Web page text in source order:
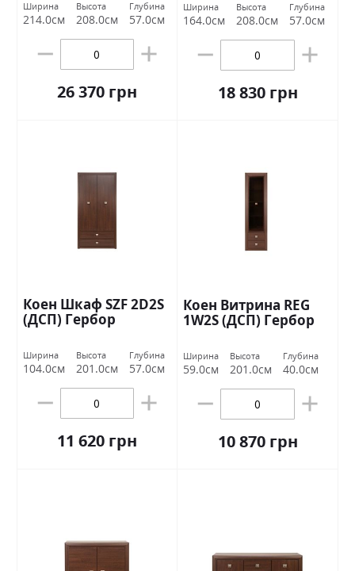
Ширина
214.0см
Высота
208.0см
Глубина
57.0см
26 370 грн
Ширина
164.0см
Высота
208.0см
Глубина
57.0см
18 830 грн
Коен Шкаф SZF 2D2S
(ДСП) Гербор
Ширина
104.0см
Высота
201.0см
Глубина
57.0см
11 620 грн
Коен Витрина REG
1W2S (ДСП) Гербор
Ширина
59.0см
Высота
201.0см
Глубина
40.0см
10 870 грн